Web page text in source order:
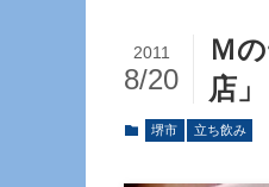
Ｍ
店」
2011
8/20
堺市 立ち飲み